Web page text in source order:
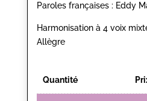
Paroles françaises : Eddy
Harmonisation à 4 voix
Allègre
Quantité